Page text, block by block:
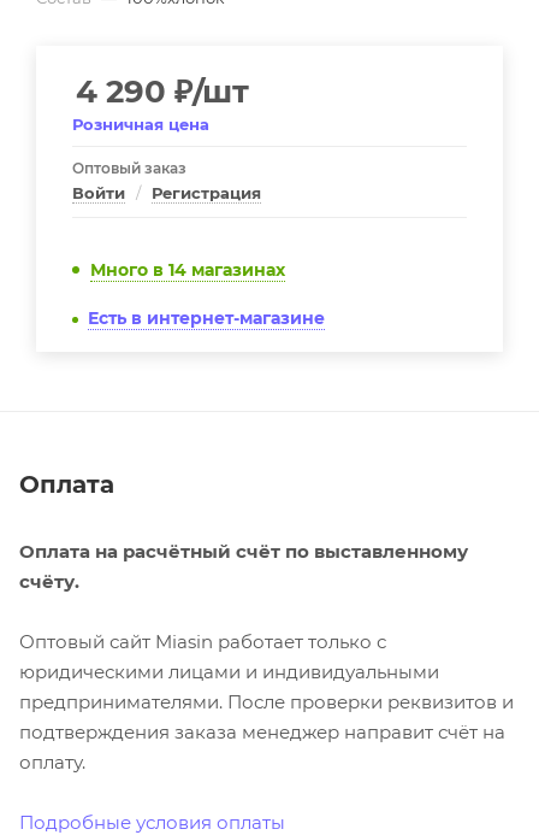
4 290 ₽/шт
Розничная цена
Оптовый заказ
Войти / Регистрация
Много в 14 магазинах
Есть в интернет-магазине
Оплата
Оплата на расчётный счёт по выставленному
счёту.
Оптовый сайт Miasin работает только с
юридическими лицами и индивидуальными
предпринимателями. После проверки реквизитов и
подтверждения заказа менеджер направит счёт на
оплату.
Подробные условия оплаты